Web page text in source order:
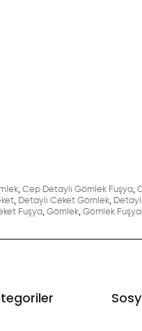
, Cep Detaylı Gömlek Fuşya,
, Detaylı Ceket Gömlek,
Fuşya, Gömlek, Gömlek Fuşya